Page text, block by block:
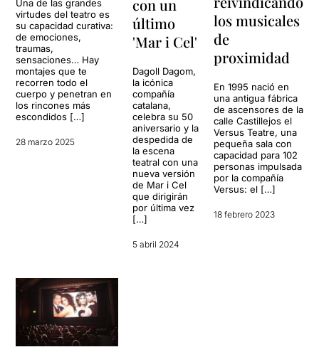
Una de las grandes
virtudes del teatro es
su capacidad curativa:
de emociones,
traumas,
sensaciones… Hay
montajes que te
recorren todo el
cuerpo y penetran en
los rincones más
escondidos […]
28 marzo 2025
con un
último
'Mar i Cel'
Dagoll Dagom,
la icónica
compañía
catalana,
celebra su 50
aniversario y la
despedida de
la escena
teatral con una
nueva versión
de Mar i Cel
que dirigirán
por última vez
[…]
5 abril 2024
los musicales
de
proximidad
En 1995 nació en
una antigua fábrica
de ascensores de la
calle Castillejos el
Versus Teatre, una
pequeña sala con
capacidad para 102
personas impulsada
por la compañía
Versus: el […]
18 febrero 2023